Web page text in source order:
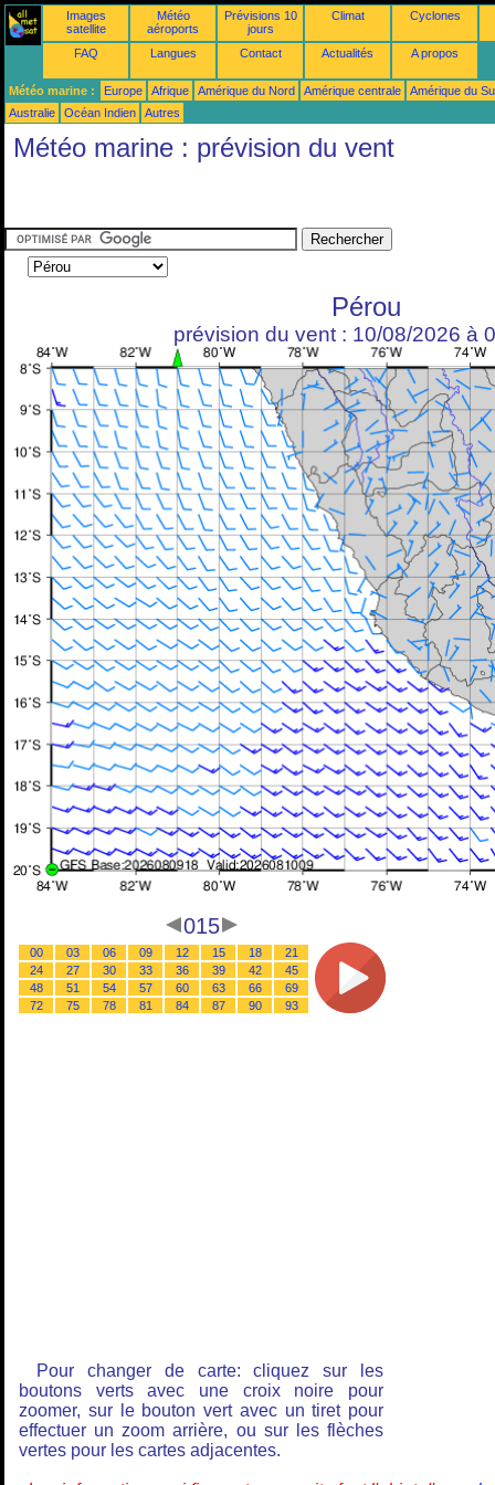
Images
satellite
Météo
aéroports
Prévisions 10
jours
Climat Cyclones
FAQ Langues Contact Actualités A propos
Météo marine : Europe Afrique Amérique du Nord Amérique centrale
Amérique du
Australie
Océan Indien Autres
Météo marine : prévision du vent
Pérou
prévision du vent : 10/08/2026 à
015
00 03 06 09 12 15 18
21
24
27 30 33 36 39 42
45
48
51 54 57 60 63 66
69
72
75 78 81 84 87 90 93
Pour changer de carte: cliquez sur les
boutons verts avec une croix noire pour
zoomer, sur le bouton vert avec un tiret pour
effectuer un zoom arrière, ou sur les flèches
vertes pour les cartes adjacentes.